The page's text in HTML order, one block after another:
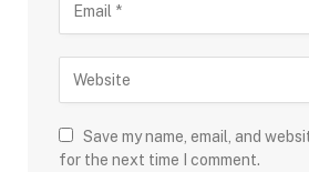
Save my name, email, and
for the next time I comment.